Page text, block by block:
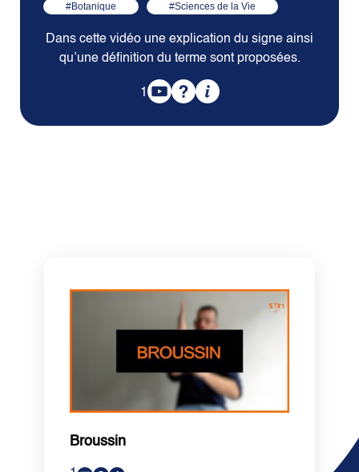
#Botanique #Sciences de la Vie
Dans cette vidéo une explication du signe ainsi
qu’une définition du terme sont proposées.
1
Broussin